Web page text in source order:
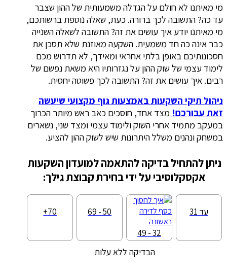
מי מאיתנו לא חולם על הגדלה משמעותית של ההון שצבר
עד כה? התשובה לכך ברורה. כעת, שאלה נוספת ברשותכם,
מי מאיתנו יודע איך עושים את זה? התשובה לשאלה השנייה
כבר אינה כה חד משמעית. השקעה מאוזנת שלא תסכן את
חסכונותיכם באופן בלתי אחראי ומאידך, לא תדרוש מכם
לימוד עצמי של שוק ההון על נגזרותיו היא משאת נפשם של
רבים. איך עושים את זה? התשובה לכך פשוטה יחסית.
ניהול תיקי השקעות באמצעות גוף מקצועי שיעשה
זאת עבורכם! מצד אחד, חוסכים כאב ראש מיותר הכרוך
במעקב מתמיד אחרי השוק ולימוד עצמי ומצד שני, נשארים
במשחק ונהנים משלל היתרונות שיש לשוק ההון להציע.
ניתן להתחיל בדיקה להתאמה למועדון השקעות
אקסקלוסיבי על ידי בחירת קבוצת גילך:
עד 31
32 - 49
50 - 69
70+
הבדיקה ללא עלות